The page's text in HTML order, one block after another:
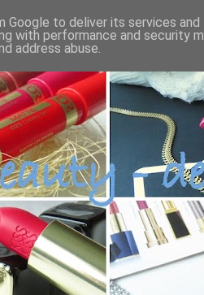
Google to deliver its services
with performance and security
address abuse.